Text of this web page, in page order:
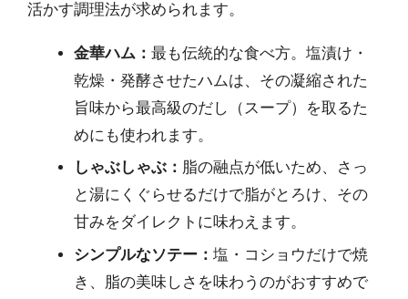
活かす調理法が求められます。
金華ハム： 最も伝統的な食べ方。塩漬け・
乾燥・発酵させたハムは、その凝縮された
旨味から最高級のだし（スープ）を取るた
めにも使われます。
しゃぶしゃぶ： 脂の融点が低いため、さっ
と湯にくぐらせるだけで脂がとろけ、その
甘みをダイレクトに味わえます。
シンプルなソテー： 塩・コショウだけで焼
き、脂の美味しさを味わうのがおすすめで